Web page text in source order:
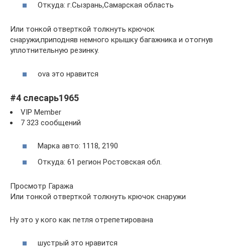
Откуда: г.Сызрань,Самарская область
Или тонкой отверткой толкнуть крючок
снаружи,приподняв немного крышку багажника и отогнув
уплотнительную резинку.
ova это нравится
#4 слесарь1965
VIP Member
7 323 сообщений
Марка авто: 1118, 2190
Откуда: 61 регион Ростовская обл.
Просмотр Гаража
Или тонкой отверткой толкнуть крючок снаружи
Ну это у кого как петля отрепетирована
шустрый это нравится